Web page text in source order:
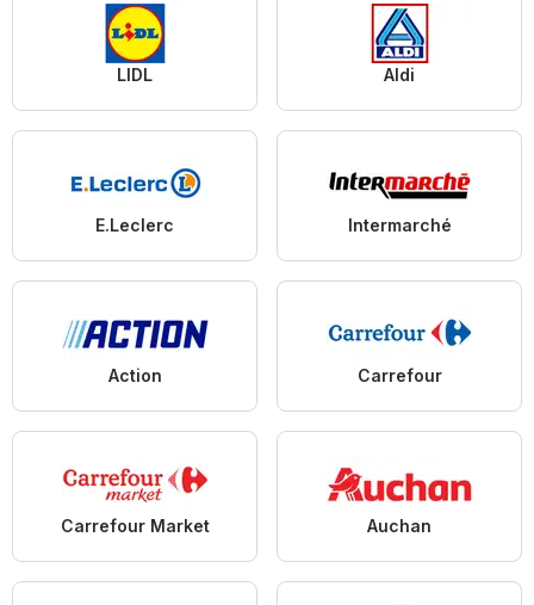
LIDL Aldi
E.Leclerc Intermarché
Action Carrefour
Carrefour Market Auchan